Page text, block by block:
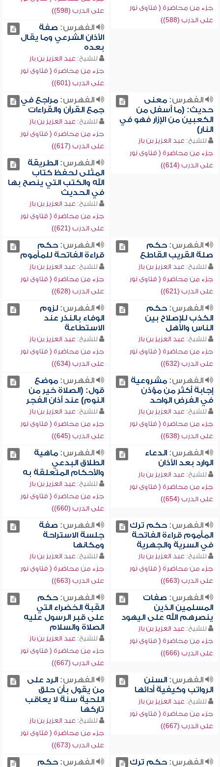
جزء من محاضرة ( فتاوى نور
على الدرب (588))
على الدرب (598))
الفهرس: صفة
الأذان الشرعي وما يقال
بعده
للشيخ: عبد العزيز بن باز
جزء من محاضرة ( فتاوى نور
على الدرب (601))
الفهرس:معنى
حديث: (ما أسفل من
الكعبين من الإزار فهو في
النار)
للشيخ: عبد العزيز بن باز
جزء من محاضرة ( فتاوى نور
على الدرب (614))
الفهرس:مراجع في
جمع القرآن والقراءات
للشيخ: عبد العزيز بن باز
جزء من محاضرة ( فتاوى نور
على الدرب (617))
الفهرس:الطريقة
المثلى لحفظ كتاب
الله والكتب التي ينصح بها
في الحديث
للشيخ: عبد العزيز بن باز
جزء من محاضرة ( فتاوى نور
على الدرب (621))
الفهرس:حكم
صلة القريب القاطع
للشيخ: عبد العزيز بن باز
جزء من محاضرة ( فتاوى نور
على الدرب (621))
الفهرس:حكم
قراءة الفاتحة للمأموم
للشيخ: عبد العزيز بن باز
جزء من محاضرة ( فتاوى نور
على الدرب (628))
الفهرس:حكم
الكذب للإصلاح بين
الناس والأهل
للشيخ: عبد العزيز بن باز
جزء من محاضرة ( فتاوى نور
على الدرب (632))
الفهرس:لزوم
الوفاء بالنذر عند
الاستطاعة
للشيخ: عبد العزيز بن باز
جزء من محاضرة ( فتاوى نور
على الدرب (634))
الفهرس:مشروعية
إجابة أكثر من مؤذن
في الفرض الواحد
للشيخ: عبد العزيز بن باز
جزء من محاضرة ( فتاوى نور
على الدرب (638))
الفهرس:موضع
قول: (الصلاة خير من
النوم) عند أذان الفجر
للشيخ: عبد العزيز بن باز
جزء من محاضرة ( فتاوى نور
على الدرب (645))
الفهرس:الدعاء
الوارد بعد الأذان
للشيخ: عبد العزيز بن باز
جزء من محاضرة ( فتاوى نور
على الدرب (654))
الفهرس:ماهية
الطلاق البدعي
والأحكام المتعلقة به
للشيخ: عبد العزيز بن باز
جزء من محاضرة ( فتاوى نور
على الدرب (660))
الفهرس:حكم ترك
المأموم قراءة الفاتحة
في السرية والجهرية
للشيخ: عبد العزيز بن باز
جزء من محاضرة ( فتاوى نور
على الدرب (663))
الفهرس: صفة
جلسة الاستراحة
ومكانها
للشيخ: عبد العزيز بن باز
جزء من محاضرة ( فتاوى نور
على الدرب (663))
الفهرس: صفات
المسلمين الذين
ينصرهم الله على اليهود
للشيخ: عبد العزيز بن باز
جزء من محاضرة ( فتاوى نور
على الدرب (666))
الفهرس:حكم
القبة الخضراء التي
على قبر الرسول عليه
الصلاة والسلام
للشيخ: عبد العزيز بن باز
جزء من محاضرة ( فتاوى نور
على الدرب (667))
الفهرس:السنن
الرواتب وكيفية أدائها
للشيخ: عبد العزيز بن باز
جزء من محاضرة ( فتاوى نور
على الدرب (667))
الفهرس:الرد على
من يقول بأن حلق
اللحية سنة لا يعاقب
تاركها
للشيخ: عبد العزيز بن باز
جزء من محاضرة ( فتاوى نور
على الدرب (673))
الفهرس:حكم ترك
الفهرس:حكم